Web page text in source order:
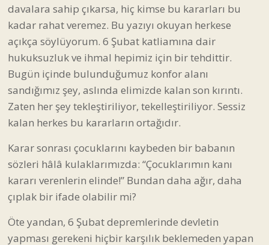
davalara sahip çıkarsa, hiç kimse bu kararları bu
kadar rahat veremez. Bu yazıyı okuyan herkese
açıkça söylüyorum. 6 Şubat katliamına dair
hukuksuzluk ve ihmal hepimiz için bir tehdittir.
Bugün içinde bulunduğumuz konfor alanı
sandığımız şey, aslında elimizde kalan son kırıntı.
Zaten her şey tekleştiriliyor, tekelleştiriliyor. Sessiz
kalan herkes bu kararların ortağıdır.
Karar sonrası çocuklarını kaybeden bir babanın
sözleri hâlâ kulaklarımızda: “Çocuklarımın kanı
kararı verenlerin elinde!” Bundan daha ağır, daha
çıplak bir ifade olabilir mi?
Öte yandan, 6 Şubat depremlerinde devletin
yapması gerekeni hiçbir karşılık beklemeden yapan